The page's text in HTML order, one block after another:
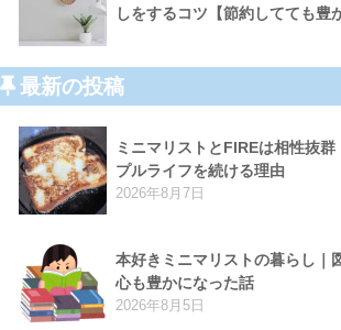
しをするコツ【節約してても豊
最新の投稿
ミニマリストとFIREは相性抜
プルライフを続ける理由
2026年8月7日
本好きミニマリストの暮らし｜
心も豊かになった話
2026年8月5日